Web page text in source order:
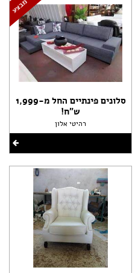
סלונים פינתיים החל מ-1,999
ש"ח!
רהיטי אלון